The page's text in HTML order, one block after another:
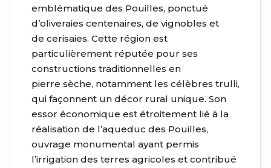
emblématique des Pouilles, ponctué
d’oliveraies centenaires, de vignobles et
de cerisaies. Cette région est
particulièrement réputée pour ses
constructions traditionnelles en
pierre sèche, notamment les célèbres trulli,
qui façonnent un décor rural unique. Son
essor économique est étroitement lié à la
réalisation de l’aqueduc des Pouilles,
ouvrage monumental ayant permis
l’irrigation des terres agricoles et contribué